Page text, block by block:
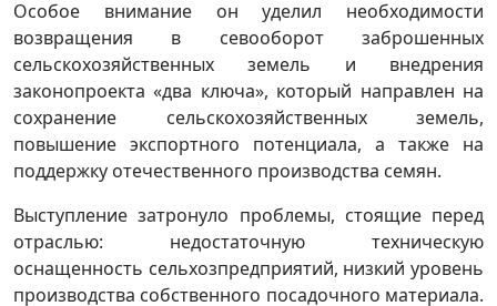
Особое внимание он уделил необходимости
возвращения в севооборот заброшенных
сельскохозяйственных земель и внедрения
законопроекта «два ключа», который направлен на
сохранение сельскохозяйственных земель,
повышение экспортного потенциала, а также на
поддержку отечественного производства семян.
Выступление затронуло проблемы, стоящие перед
отраслью: недостаточную техническую
оснащенность сельхозпредприятий, низкий уровень
производства собственного посадочного материала.